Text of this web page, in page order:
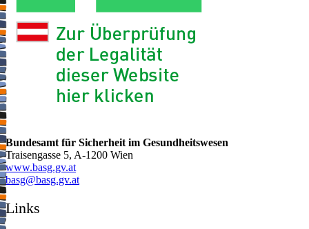
Bundesamt für Sicherheit im Gesundheitswesen
Traisengasse 5, A-1200 Wien
www.basg.gv.at
ta.vg.gsab@gsab
Links